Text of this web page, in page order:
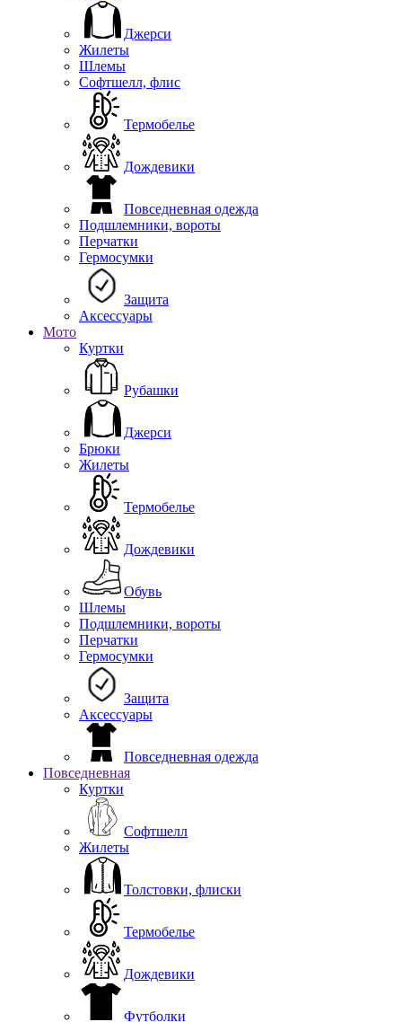
Джерси
Жилеты
Шлемы
Софтшелл, флис
Термобелье
Дождевики
Повседневная одежда
Подшлемники, вороты
Перчатки
Гермосумки
Защита
Аксессуары
Мото
Куртки
Рубашки
Джерси
Брюки
Жилеты
Термобелье
Дождевики
Обувь
Шлемы
Подшлемники, вороты
Перчатки
Гермосумки
Защита
Аксессуары
Повседневная одежда
Повседневная
Куртки
Софтшелл
Жилеты
Толстовки, флиски
Термобелье
Дождевики
Футболки